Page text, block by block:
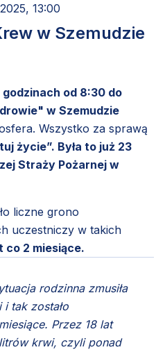
13:00
w Szemudzie
od 8:30 do
w Szemudzie
Wszystko za sprawą
życie”. Była to już 23
Straży Pożarnej w
liczne grono
uczestniczy w takich
co 2 miesiące.
rodzinna zmusiła
tak zostało
Przez 18 lat
krwi, czyli ponad